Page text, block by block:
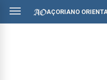
AÇORIANO